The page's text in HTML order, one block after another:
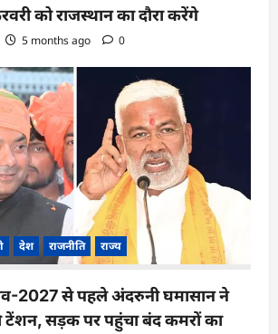
को राजस्थान का दौरा करेंगे
5 months ago 0
देश राजनीति राज्य
2027 से पहले अंदरुनी घमासान ने
टेंशन, सड़क पर पहुंचा बंद कमरों का